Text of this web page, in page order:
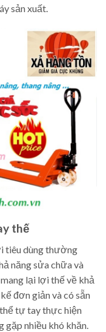
sản xuất.
thế
tiêu dùng thường
năng sửa chữa và
lại lợi thế về khả
đơn giản và có sẵn
tự tay thực hiện
gặp nhiều khó khăn.